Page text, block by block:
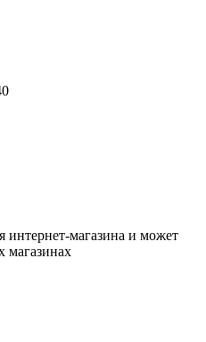
интернет-магазина и может
магазинах